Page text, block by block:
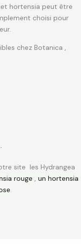
hortensia peut être
choisi pour
chez Botanica ,
.
site les Hydrangea
rouge , un hortensia
.